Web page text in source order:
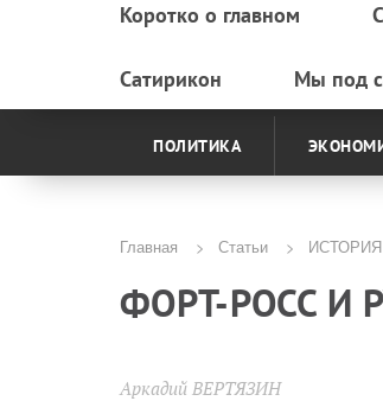
Основная
навигация
Коротко о главном
Сатирикон Мы под
ПОЛИТИКА
Строка
навигации
Главная Статьи ИСТОРИЯ
ФОРТ-РОСС И
Аркадий ВЕРТЯЗИН